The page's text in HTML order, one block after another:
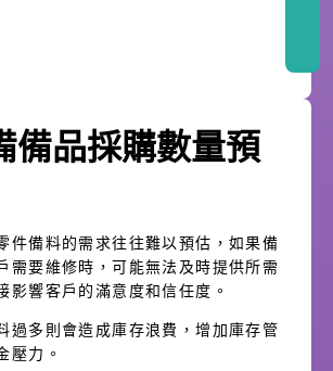
備品採購數量預
件備料的需求往往難以預估，如果備
需要維修時，可能無法及時提供所需
影響客戶的滿意度和信任度。
過多則會造成庫存浪費，增加庫存管
壓力。